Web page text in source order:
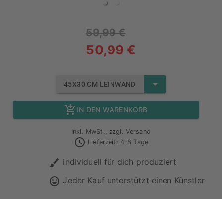
59,99 €
50,99 €
45X30 CM LEINWAND
IN DEN WARENKORB
Inkl. MwSt., zzgl. Versand
Lieferzeit: 4-8 Tage
individuell für dich produziert
Jeder Kauf unterstützt einen Künstler